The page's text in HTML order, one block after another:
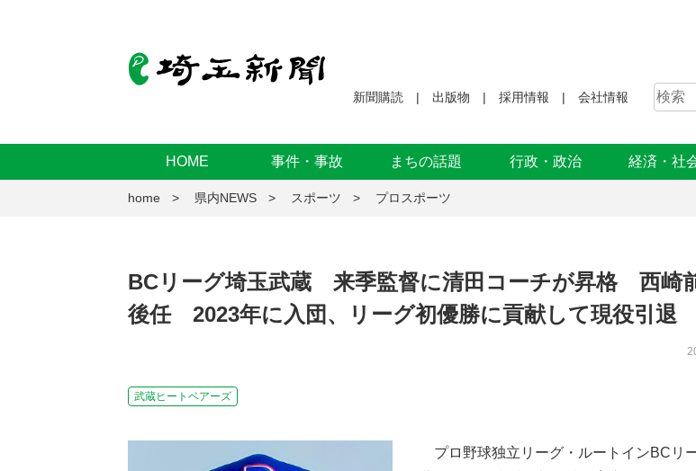
新聞購読 出版物 採用情報 会社情報
HOME 事件・事故 まちの話題 行政・政治 経済・社
home 県内NEWS スポーツ プロスポーツ
BCリーグ埼玉武蔵 来季監督に清田コーチが昇格 西崎
後任 2023年に入団、リーグ初優勝に貢献して現役引退
武蔵ヒートベアーズ
プロ野球独立リーグ・ルートインBCリ